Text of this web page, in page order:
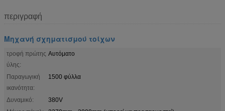
περιγραφή
Μηχανή σχηματισμού τοίχων
τροφή πρώτης
ύλης:
Αυτόματο
Παραγωγική
ικανότητα:
1500 φύλλα
Δυναμικό:
380V